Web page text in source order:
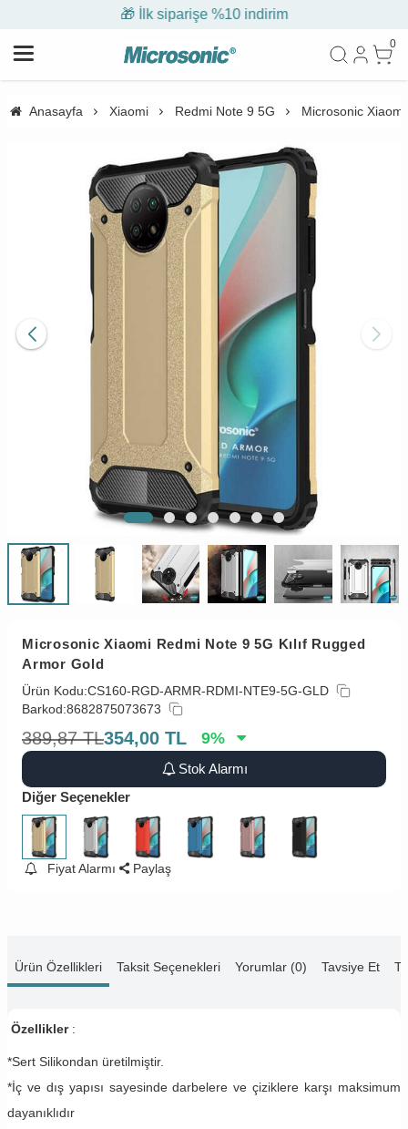
🎁 İlk siparişe %10 indirim
0
Anasayfa Xiaomi Redmi Note 9 5G Microsonic
Microsonic Xiaomi Redmi Note 9 5G Kılıf Rugged
Armor Gold
Ürün Kodu:CS160-RGD-ARMR-RDMI-NTE9-5G-GLD
Barkod:8682875073673
389,87 TL354,00 TL 9%
Stok Alarmı
Diğer Seçenekler
Fiyat Alarmı Paylaş
Ürün Özellikleri Taksit Seçenekleri Yorumlar (0) Tavsiye Et
Özellikler :
*Sert Silikondan üretilmiştir.
*İç ve dış yapısı sayesinde darbelere ve çiziklere karşı maksimum
dayanıklıdır